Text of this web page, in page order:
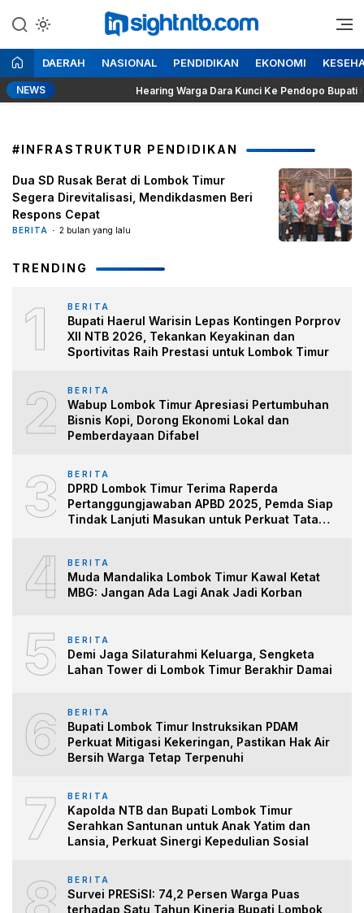
ke
konten
Insight NTB
Berita Seputar NTB
DAERAH NASIONAL PENDIDIKAN EKONOMI
NEWS Hearing Warga Dara Kunci Ke Pendopo Bupati
#INFRASTRUKTUR PENDIDIKAN
Dua SD Rusak Berat di Lombok Timur
Segera Direvitalisasi, Mendikdasmen Beri
Respons Cepat
BERITA 2 bulan yang lalu
TRENDING
1 BERITA
Bupati Haerul Warisin Lepas Kontingen Porprov
XII NTB 2026, Tekankan Keyakinan dan
Sportivitas Raih Prestasi untuk Lombok Timur
2 BERITA
Wabup Lombok Timur Apresiasi Pertumbuhan
Bisnis Kopi, Dorong Ekonomi Lokal dan
Pemberdayaan Difabel
3 BERITA
DPRD Lombok Timur Terima Raperda
Pertanggungjawaban APBD 2025, Pemda Siap
Tindak Lanjuti Masukan untuk Perkuat Tata
4 BERITA
Muda Mandalika Lombok Timur Kawal Ketat
MBG: Jangan Ada Lagi Anak Jadi Korban
5 BERITA
Demi Jaga Silaturahmi Keluarga, Sengketa
Lahan Tower di Lombok Timur Berakhir Damai
6 BERITA
Bupati Lombok Timur Instruksikan PDAM
Perkuat Mitigasi Kekeringan, Pastikan Hak Air
Bersih Warga Tetap Terpenuhi
7 BERITA
Kapolda NTB dan Bupati Lombok Timur
Serahkan Santunan untuk Anak Yatim dan
Lansia, Perkuat Sinergi Kepedulian Sosial
BERITA
Survei PRESiSI: 74,2 Persen Warga Puas
terhadap Satu Tahun Kinerja Bupati Lombok